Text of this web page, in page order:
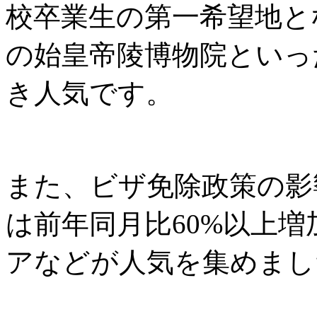
校卒業生の第一希望地
の始皇帝陵博物院とい
き人気です。
また、ビザ免除政策の
は前年同月比60%以上
アなどが人気を集めま